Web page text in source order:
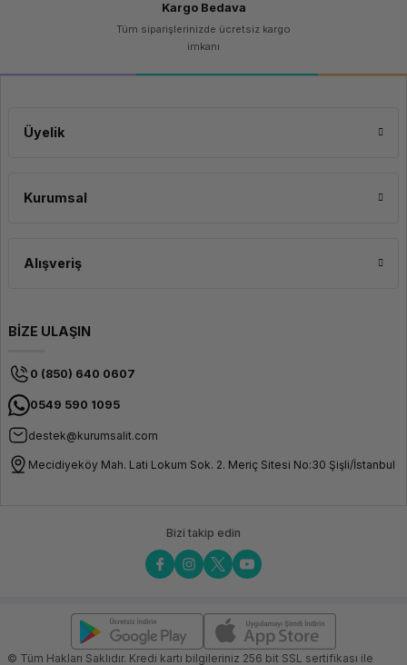
Kargo Bedava
Tüm siparişlerinizde ücretsiz kargo
imkanı
Üyelik
Kurumsal
Alışveriş
BİZE ULAŞIN
0 (850) 640 0607
0549 590 1095
destek@kurumsalit.com
Mecidiyeköy Mah. Lati Lokum Sok. 2. Meriç Sitesi No:30 Şişli/İstanbul
Bizi takip edin
© Tüm Hakları Saklıdır. Kredi kartı bilgileriniz 256 bit SSL sertifikası ile